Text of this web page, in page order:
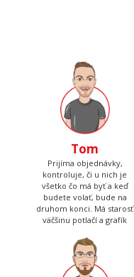
Tom
Prijíma objednávky,
kontroluje, či u nich je
všetko čo má byť a keď
budete volať, bude na
druhom konci. Má starosť
väčšinu potlačí a grafík